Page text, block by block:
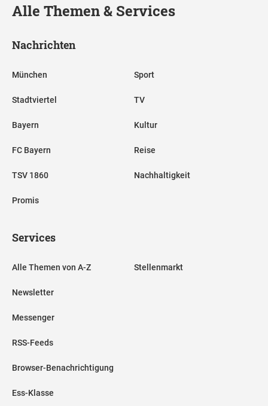
Alle Themen & Services
Nachrichten
München
Stadtviertel
Bayern
FC Bayern
TSV 1860
Promis
Sport
TV
Kultur
Reise
Nachhaltigkeit
Services
Alle Themen von A-Z
Newsletter
Messenger
RSS-Feeds
Browser-Benachrichtigung
Ess-Klasse
Stellenmarkt